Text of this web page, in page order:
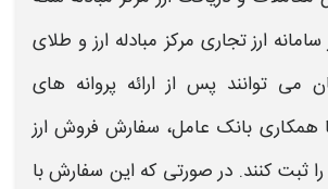
سامانه ارزتجاری مرکز مبادله ارز و طلای
می‌ توانند پس از ارائه پروانه‌ های
همکاری بانک عامل، سفارش فروش ارز
ثبت کنند. در صورتی که این سفارش با